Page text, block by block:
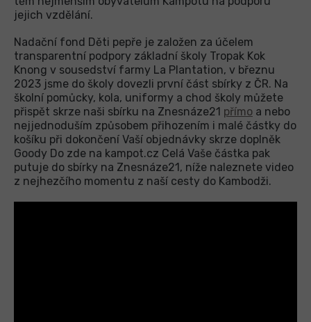
jejich vzdělání.
Nadační fond Děti pepře je založen za účelem
transparentní podpory základní školy Tropak Kok
Knong v sousedství farmy La Plantation, v březnu
2023 jsme do školy dovezli první část sbírky z ČR. Na
školní pomůcky, kola, uniformy a chod školy můžete
přispět skrze naši sbírku na Znesnáze21 přímo a nebo
nejjednoduším způsobem přihozením i malé částky do
košíku při dokončení Vaší objednávky skrze doplněk
Goody Do zde na kampot.cz Celá Vaše částka pak
putuje do sbírky na Znesnáze21, níže naleznete video
z nejhezčího momentu z naší cesty do Kambodži.